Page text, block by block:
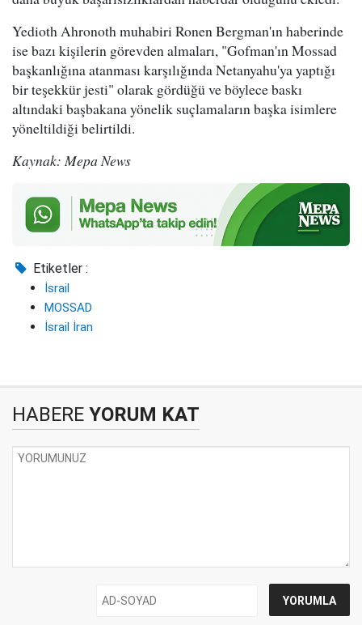
Yedioth Ahronoth muhabiri Ronen Bergman'ın haberinde
ise bazı kişilerin görevden almaları, "Gofman'ın Mossad
başkanlığına atanması karşılığında Netanyahu'ya yaptığı
bir teşekkür jesti" olarak gördüğü ve böylece baskı
altındaki başbakana yönelik suçlamaların başka isimlere
yöneltildiği belirtildi.
Kaynak: Mepa News
Etiketler :
İsrail
MOSSAD
İsrail İran
HABERE YORUM KAT